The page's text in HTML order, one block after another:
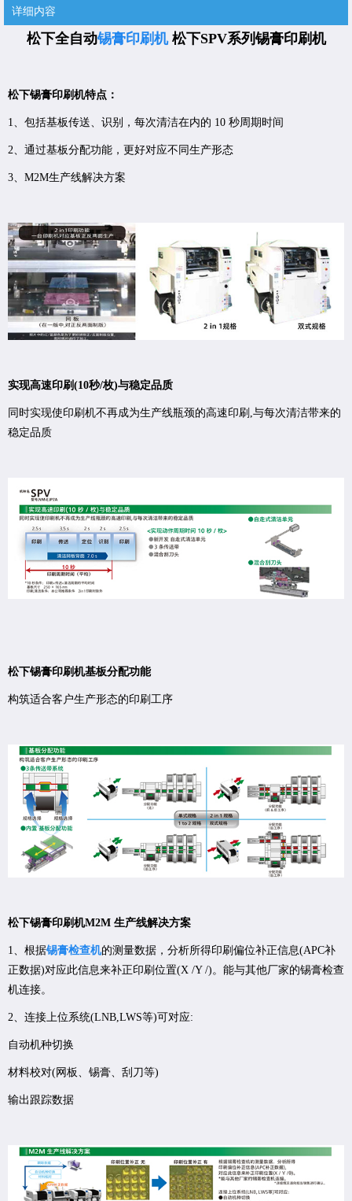
详细内容
松下全自动锡膏印刷机 松下SPV系列 锡膏印刷机
松下锡膏印刷机特点：
1、包括基板传送、识别，每次清洁在内的 10 秒周期时间
2、通过基板分配功能，更好对应不同生产形态
3、M2M生产线解决方案
实现高速印刷(10秒/枚)与稳定品质
同时实现使印刷机不再成为生产线瓶颈的高速印刷,与每次清洁带来的
稳定品质
松下锡膏印刷机基板分配功能
构筑适合客户生产形态的印刷工序
松下锡膏印刷机M2M 生产线解决方案
1、根据锡膏检查机的测量数据，分析所得印刷偏位补正信息(APC补
正数据)对应此信息来补正印刷位置(X /Y /)。能与其他厂家的锡膏检查
机连接。
2、连接上位系统(LNB,LWS等)可对应:
自动机种切换
材料校对(网板、 锡膏、 刮刀等)
输出跟踪数据